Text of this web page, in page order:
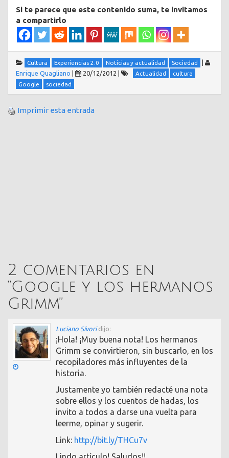
Si te parece que este contenido suma, te invitamos
a compartirlo
Cultura Experiencias 2.0 Noticias y actualidad Sociedad
|
Enrique Quagliano | 20/12/2012 | Actualidad
cultura
Google
sociedad
Imprimir esta entrada
2 comentarios en
“Google y los hermanos
Grimm”
Luciano Sívori dijo:
¡Hola! ¡Muy buena nota! Los hermanos
Grimm se convirtieron, sin buscarlo, en los
recopiladores más influyentes de la
historia.
Justamente yo también redacté una nota
sobre ellos y los cuentos de hadas, los
invito a todos a darse una vuelta para
leerme, opinar y sugerir.
Link: http://bit.ly/THCu7v